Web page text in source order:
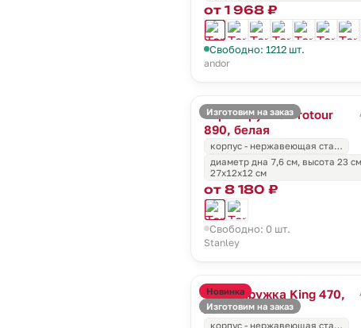
от 1 968 ₽
Свободно: 1212 шт.
andor
Изготовим на заказ
Термокружка Protour
890, белая
корпус - нержавеющая ста…
диаметр дна 7,6 см, высота 23
27х12х12 см
от 8 180 ₽
Свободно: 0 шт.
Stanley
Новинка
Изготовим на заказ
Термокружка King 470,
хаки
корпус - нержавеющая ста…